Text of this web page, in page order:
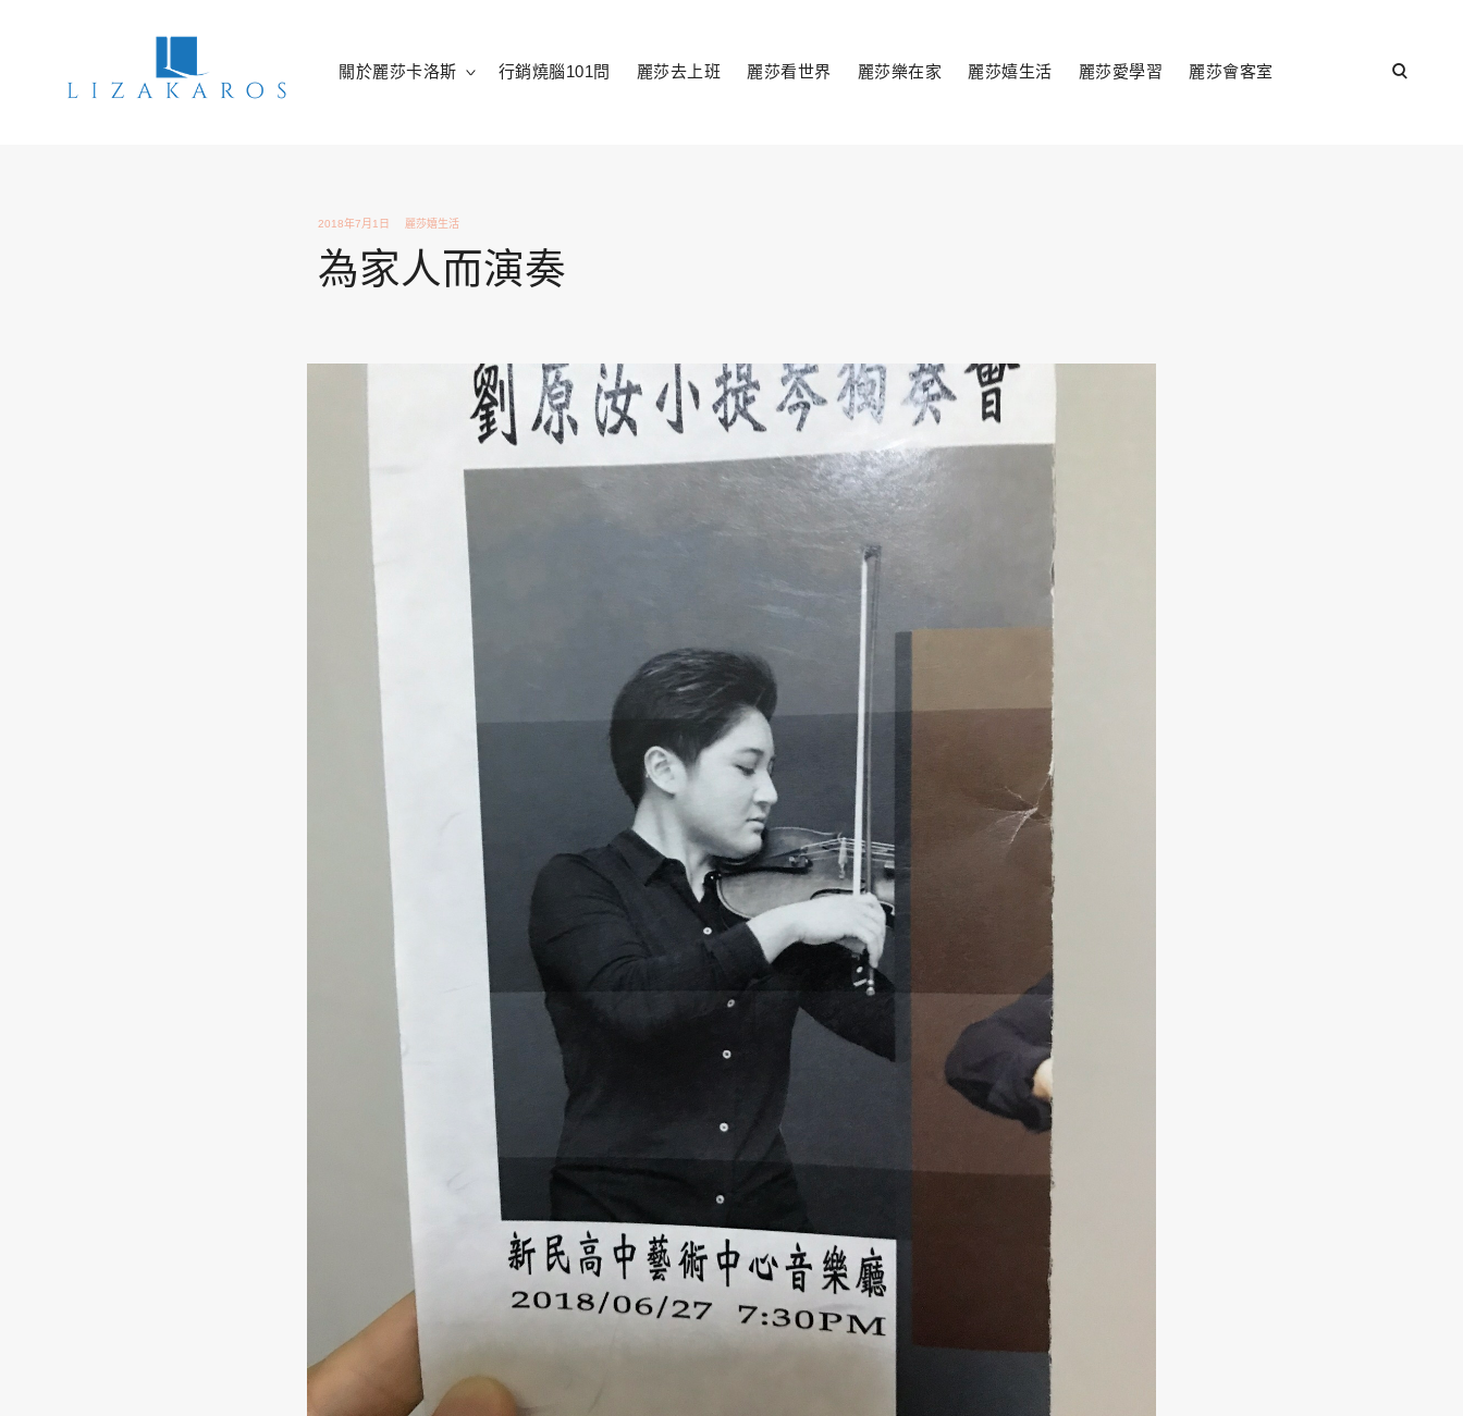
關於麗莎卡洛斯 toggle
child
行銷燒腦101問 麗莎去上班 麗莎看世界 麗莎樂在家 麗莎嬉生活 麗莎愛學習 麗莎會客室
open
2018年7月1日 麗莎嬉生活
為家人而演奏